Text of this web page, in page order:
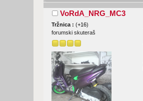
VoRdA_NRG_MC3
Tržnica :(+16)
forumski skuteraš